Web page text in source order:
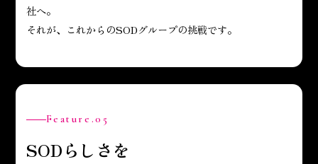
社へ。
それが、これからのSODグループの挑戦です。
Feature.05
SODらしさを